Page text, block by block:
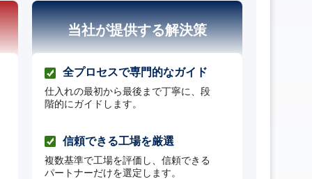
当社が提供する解決策
全プロセスで専門的なガイド
仕入れの最初から最後まで丁寧に、段
階的にガイドします。
信頼できる工場を厳選
複数基準で工場を評価し、信頼できる
パートナーだけを選定します。